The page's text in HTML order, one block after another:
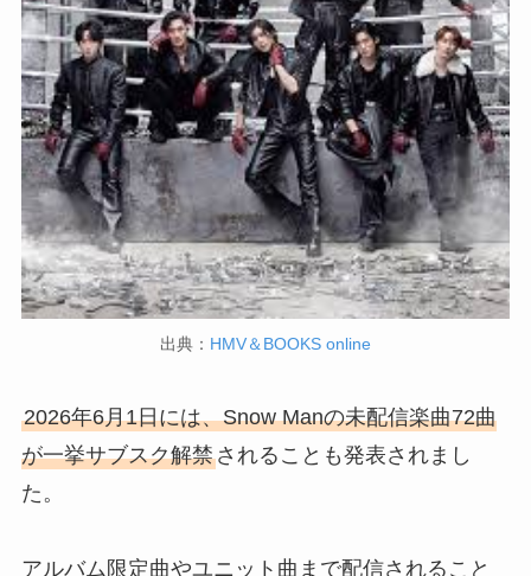
出典： HMV＆BOOKS online
2026年6月1日には、Snow Manの未配信楽曲72曲
が一挙サブスク解禁されることも発表されまし
た。
アルバム限定曲やユニット曲まで配信されること